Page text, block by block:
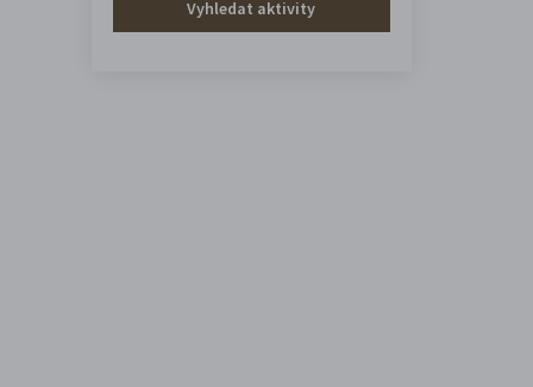
Vyhledat aktivity